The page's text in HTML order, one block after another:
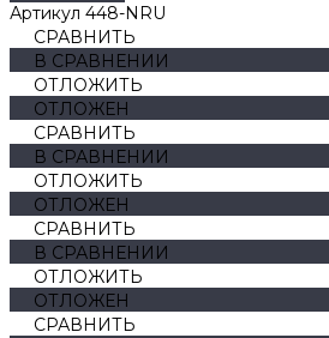
Артикул 448-NRU
СРАВНИТЬ
В СРАВНЕНИИ
ОТЛОЖИТЬ
ОТЛОЖЕН
СРАВНИТЬ
В СРАВНЕНИИ
ОТЛОЖИТЬ
ОТЛОЖЕН
СРАВНИТЬ
В СРАВНЕНИИ
ОТЛОЖИТЬ
ОТЛОЖЕН
СРАВНИТЬ